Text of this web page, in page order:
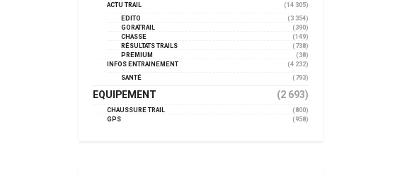
ACTU TRAIL
(14 305)
EDITO
(3 354)
GORATRAIL
(390)
CHASSE
(149)
RÉSULTATS TRAILS
(738)
PREMIUM
(38)
INFOS ENTRAINEMENT
(4 232)
SANTÉ
(793)
EQUIPEMENT (2 693)
CHAUSSURE TRAIL
(800)
GPS
(958)